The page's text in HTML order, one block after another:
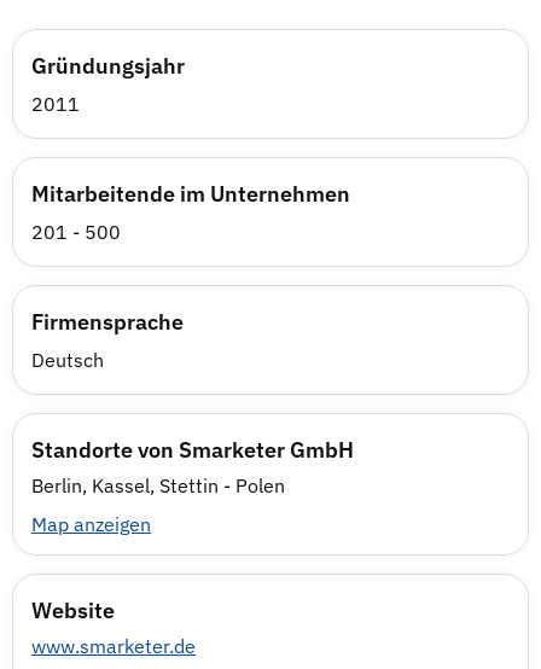
Gründungsjahr
2011
Mitarbeitende im Unternehmen
201 - 500
Firmensprache
Deutsch
Standorte von Smarketer GmbH
Berlin, Kassel, Stettin - Polen
Map anzeigen
Website
www.smarketer.de